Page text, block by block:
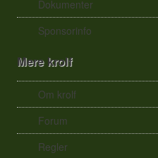
Dokumenter
Sponsorinfo
Mere krolf
Om krolf
Forum
Regler